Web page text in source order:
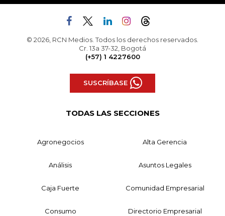
© 2026, RCN Medios. Todos los derechos reservados.
Cr. 13a 37-32, Bogotá
(+57) 1 4227600
SUSCRÍBASE
TODAS LAS SECCIONES
Agronegocios Alta Gerencia
Análisis Asuntos Legales
Caja Fuerte Comunidad Empresarial
Consumo Directorio Empresarial